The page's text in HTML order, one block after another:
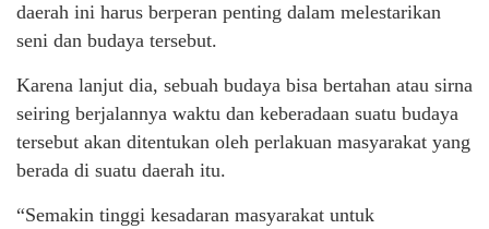
daerah ini harus berperan penting dalam melestarikan
seni dan budaya tersebut.
Karena lanjut dia, sebuah budaya bisa bertahan atau sirna
seiring berjalannya waktu dan keberadaan suatu budaya
tersebut akan ditentukan oleh perlakuan masyarakat yang
berada di suatu daerah itu.
“Semakin tinggi kesadaran masyarakat untuk